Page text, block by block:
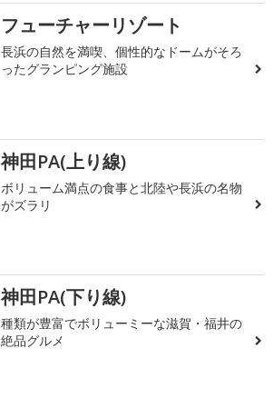
フューチャーリゾート
長浜の自然を満喫、個性的なドームがそろ
ったグランピング施設
神田PA(上り線)
ボリューム満点の食事と北陸や長浜の名物
がズラリ
神田PA(下り線)
種類が豊富でボリューミーな滋賀・福井の
絶品グルメ